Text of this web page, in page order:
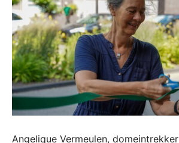
Angelique Vermeulen, domeintrekker